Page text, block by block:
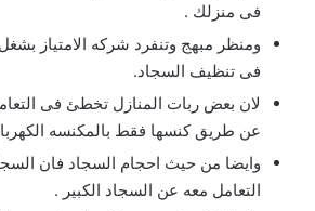
فى منزلك .
ومنظر مبهج وتنفرد شركه الامتياز
فى تنظيف السجاد.
لان بعض ربات المنازل تخطئ فى
عن طريق كنسها فقط بالمكنسه
وايضا من حيث احجام السجاد فان
التعامل معه عن السجاد الكبير .